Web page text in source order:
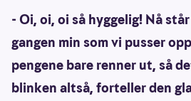
- Oi, oi, oi så hyggelig! Nå
gangen min som vi pusser
pengene bare renner ut, så
blinken altså, forteller den